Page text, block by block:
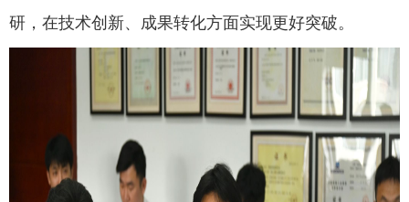
研，在技术创新、成果转化方面实现更好突破。